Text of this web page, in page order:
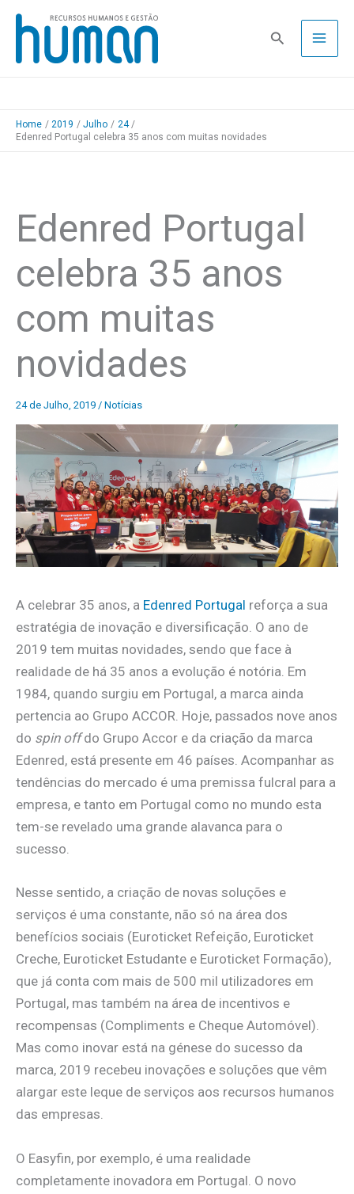
Skip
content
Pesquisa
Home 2019 Julho
24
Edenred Portugal celebra 35 anos com muitas novidades
Edenred Portugal
celebra 35 anos
com muitas
novidades
24 de Julho, 2019 / Notícias
A celebrar 35 anos, a Edenred Portugal reforça a sua
estratégia de inovação e diversificação. O ano de
2019 tem muitas novidades, sendo que face à
realidade de há 35 anos a evolução é notória. Em
1984, quando surgiu em Portugal, a marca ainda
pertencia ao Grupo ACCOR. Hoje, passados nove anos
do spin offdo Grupo Accor e da criação da marca
Edenred, está presente em 46 países. Acompanhar as
tendências do mercado é uma premissa fulcral para a
empresa, e tanto em Portugal como no mundo esta
tem-se revelado uma grande alavanca para o
sucesso.
Nesse sentido, a criação de novas soluções e
serviços é uma constante, não só na área dos
benefícios sociais (Euroticket Refeição, Euroticket
Creche, Euroticket Estudante e Euroticket Formação),
que já conta com mais de 500 mil utilizadores em
Portugal, mas também na área de incentivos e
recompensas (Compliments e Cheque Automóvel).
Mas como inovar está na génese do sucesso da
marca, 2019 recebeu inovações e soluções que vêm
alargar este leque de serviços aos recursos humanos
das empresas.
O Easyfin, por exemplo, é uma realidade
completamente inovadora em Portugal. O novo